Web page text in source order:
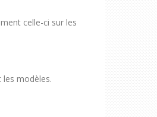
celle-ci sur les
modèles.